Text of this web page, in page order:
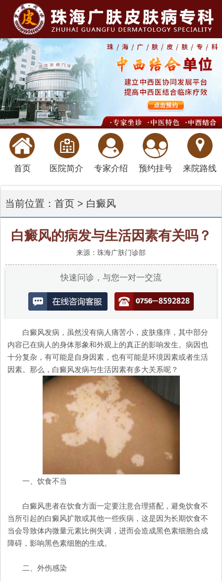
首页 医院简介 专家介绍 预约挂号 来院路线
当前位置： 首页> 白癜风
白癜风的病发与生活因素有关吗？
来源：珠海广肤门诊部
快速问诊，与您一对一交流
白癜风发病，虽然没有病人痛苦小，皮肤瘙痒，其中部分
内容已在病人的身体形象和外观上的真正的影响发生。病因也
十分复杂，有可能是自身因素，也有可能是环境因素或者生活
因素。那么，白癜风发病与生活因素有多大关系呢？
一、饮食不当
白癜风患者在饮食方面一定要注意合理搭配，避免饮食不
当所引起的白癜风扩散或其他一些疾病，这是因为长期饮食不
当会导致体内微量元素比例失调，进而会造成黑色素细胞合成
障碍，影响黑色素细胞的生成。
二、外伤感染